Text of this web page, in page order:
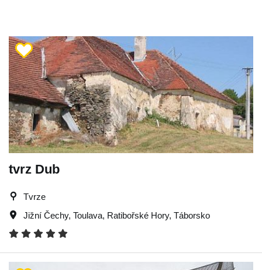
tvrz Dub
Tvrze
Jižní Čechy, Toulava, Ratibořské Hory, Táborsko